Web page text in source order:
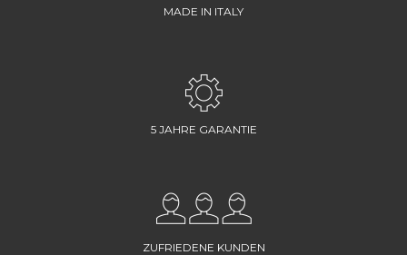
MADE IN ITALY
5 JAHRE GARANTIE
ZUFRIEDENE KUNDEN